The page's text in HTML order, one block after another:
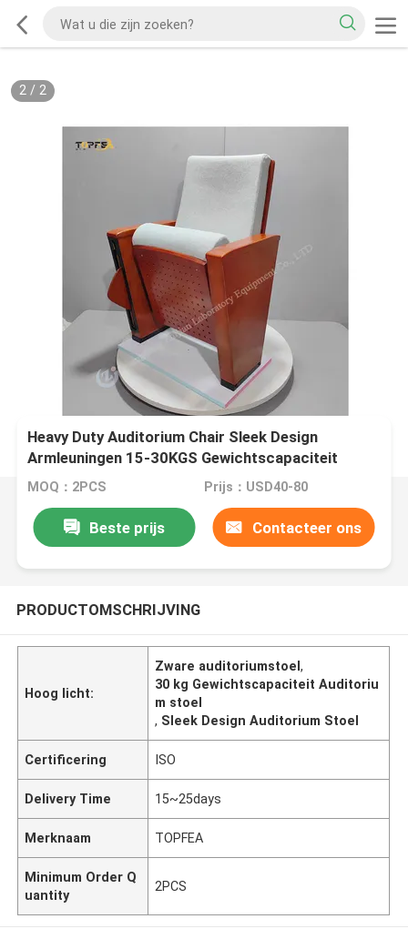
2/ 2
Heavy Duty Auditorium Chair Sleek Design
Armleuningen 15-30KGS Gewichtscapaciteit
MOQ：2PCS Prijs：USD40-80
Beste prijs Contacteer ons
PRODUCTOMSCHRIJVING
Hoog licht:
Zware auditoriumstoel,
30 kg Gewichtscapaciteit Auditoriu
m stoel
, Sleek Design Auditorium Stoel
Certificering ISO
Delivery Time 15~25days
Merknaam TOPFEA
Minimum Order Q
uantity
2PCS